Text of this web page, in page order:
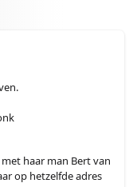
haar man Bert van
op hetzelfde adres